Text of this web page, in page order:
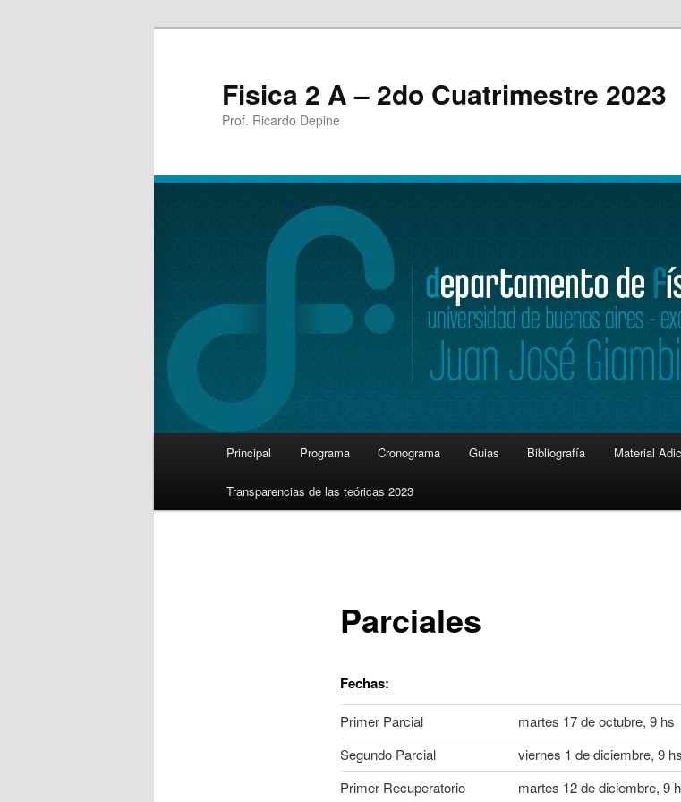
Fisica 2 A – 2do Cuatrimestre 2023
Prof. Ricardo Depine
Skip
to
Principal Programa Cronograma Guias Bibliografía Material
Transparencias de las teóricas 2023
Parciales
Fechas:
Primer Parcial martes 17 de octubre, 9 hs
Segundo Parcial
viernes 1 de diciembre, 9 hs
Primer Recuperatorio
martes 12 de diciembre, 9